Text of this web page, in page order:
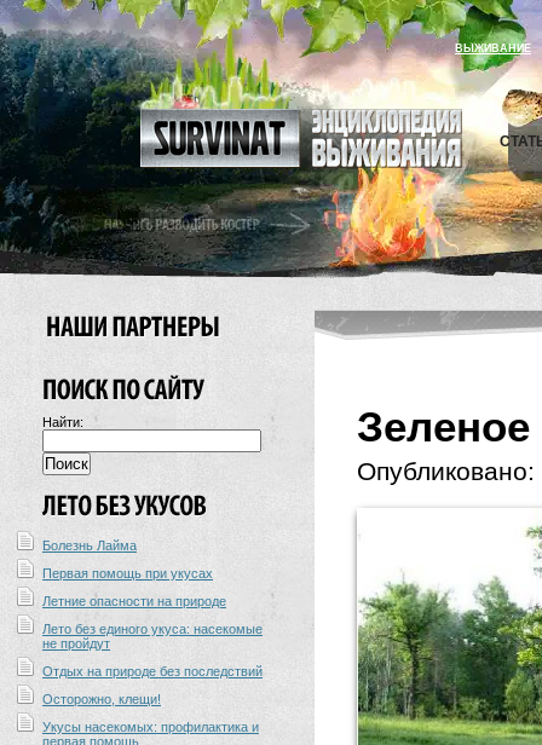
ВЫЖИВАНИЕ
Найти:
Болезнь Лайма
Первая помощь при укусах
Летние опасности на природе
Лето без единого укуса: насекомые
не пройдут
Отдых на природе без последствий
Осторожно, клещи!
Укусы насекомых: профилактика и
первая помощь
Опубликовано: